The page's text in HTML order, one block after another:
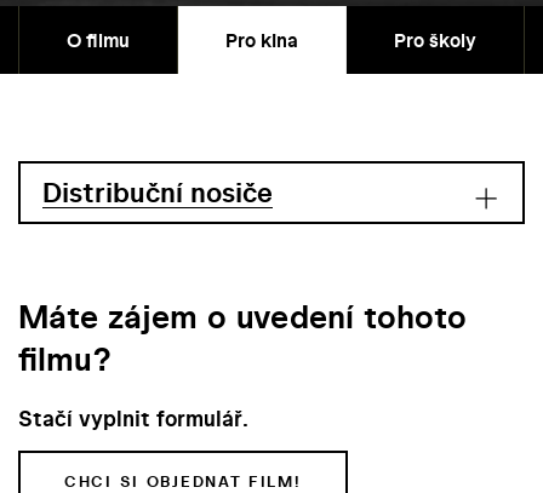
O filmu Pro kina Pro školy
Distribuční nosiče
Máte zájem o uvedení tohoto
filmu?
Stačí vyplnit formulář.
CHCI SI OBJEDNAT FILM!